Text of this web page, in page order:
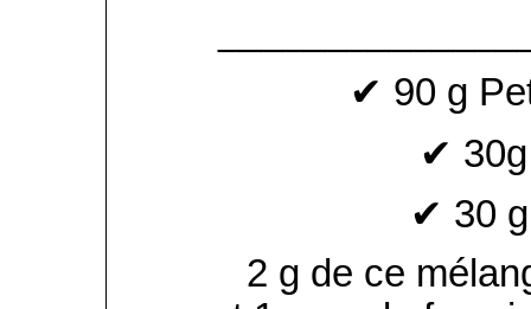
✔ 90 g
✔ 30g
✔ 30
2 g de ce